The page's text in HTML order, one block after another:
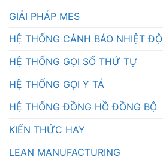
GIẢI PHÁP MES
HỆ THỐNG CẢNH BÁO NHIỆT ĐỘ
HỆ THỐNG GỌI SỐ THỨ TỰ
HỆ THỐNG GỌI Y TÁ
HỆ THỐNG ĐỒNG HỒ ĐỒNG BỘ
KIẾN THỨC HAY
LEAN MANUFACTURING